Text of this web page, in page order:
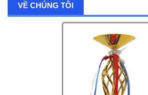
VỀ CHÚNG TÔI